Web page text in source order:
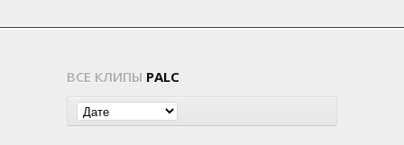
ВСЕ КЛИПЫ PALC